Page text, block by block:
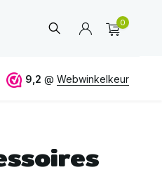
Account
0
verzending vanaf 50€
9,2 @ Webwinkelkeur